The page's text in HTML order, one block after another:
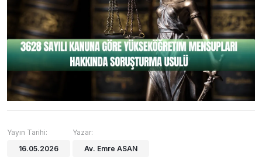
Yayın Tarihi:
16.05.2026
Yazar:
Av. Emre ASAN